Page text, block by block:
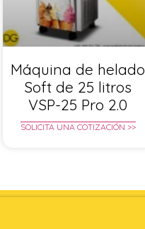
Máquina de helado
Soft de 25 litros
VSP-25 Pro 2.0
SOLICITA UNA COTIZACIÓN >>